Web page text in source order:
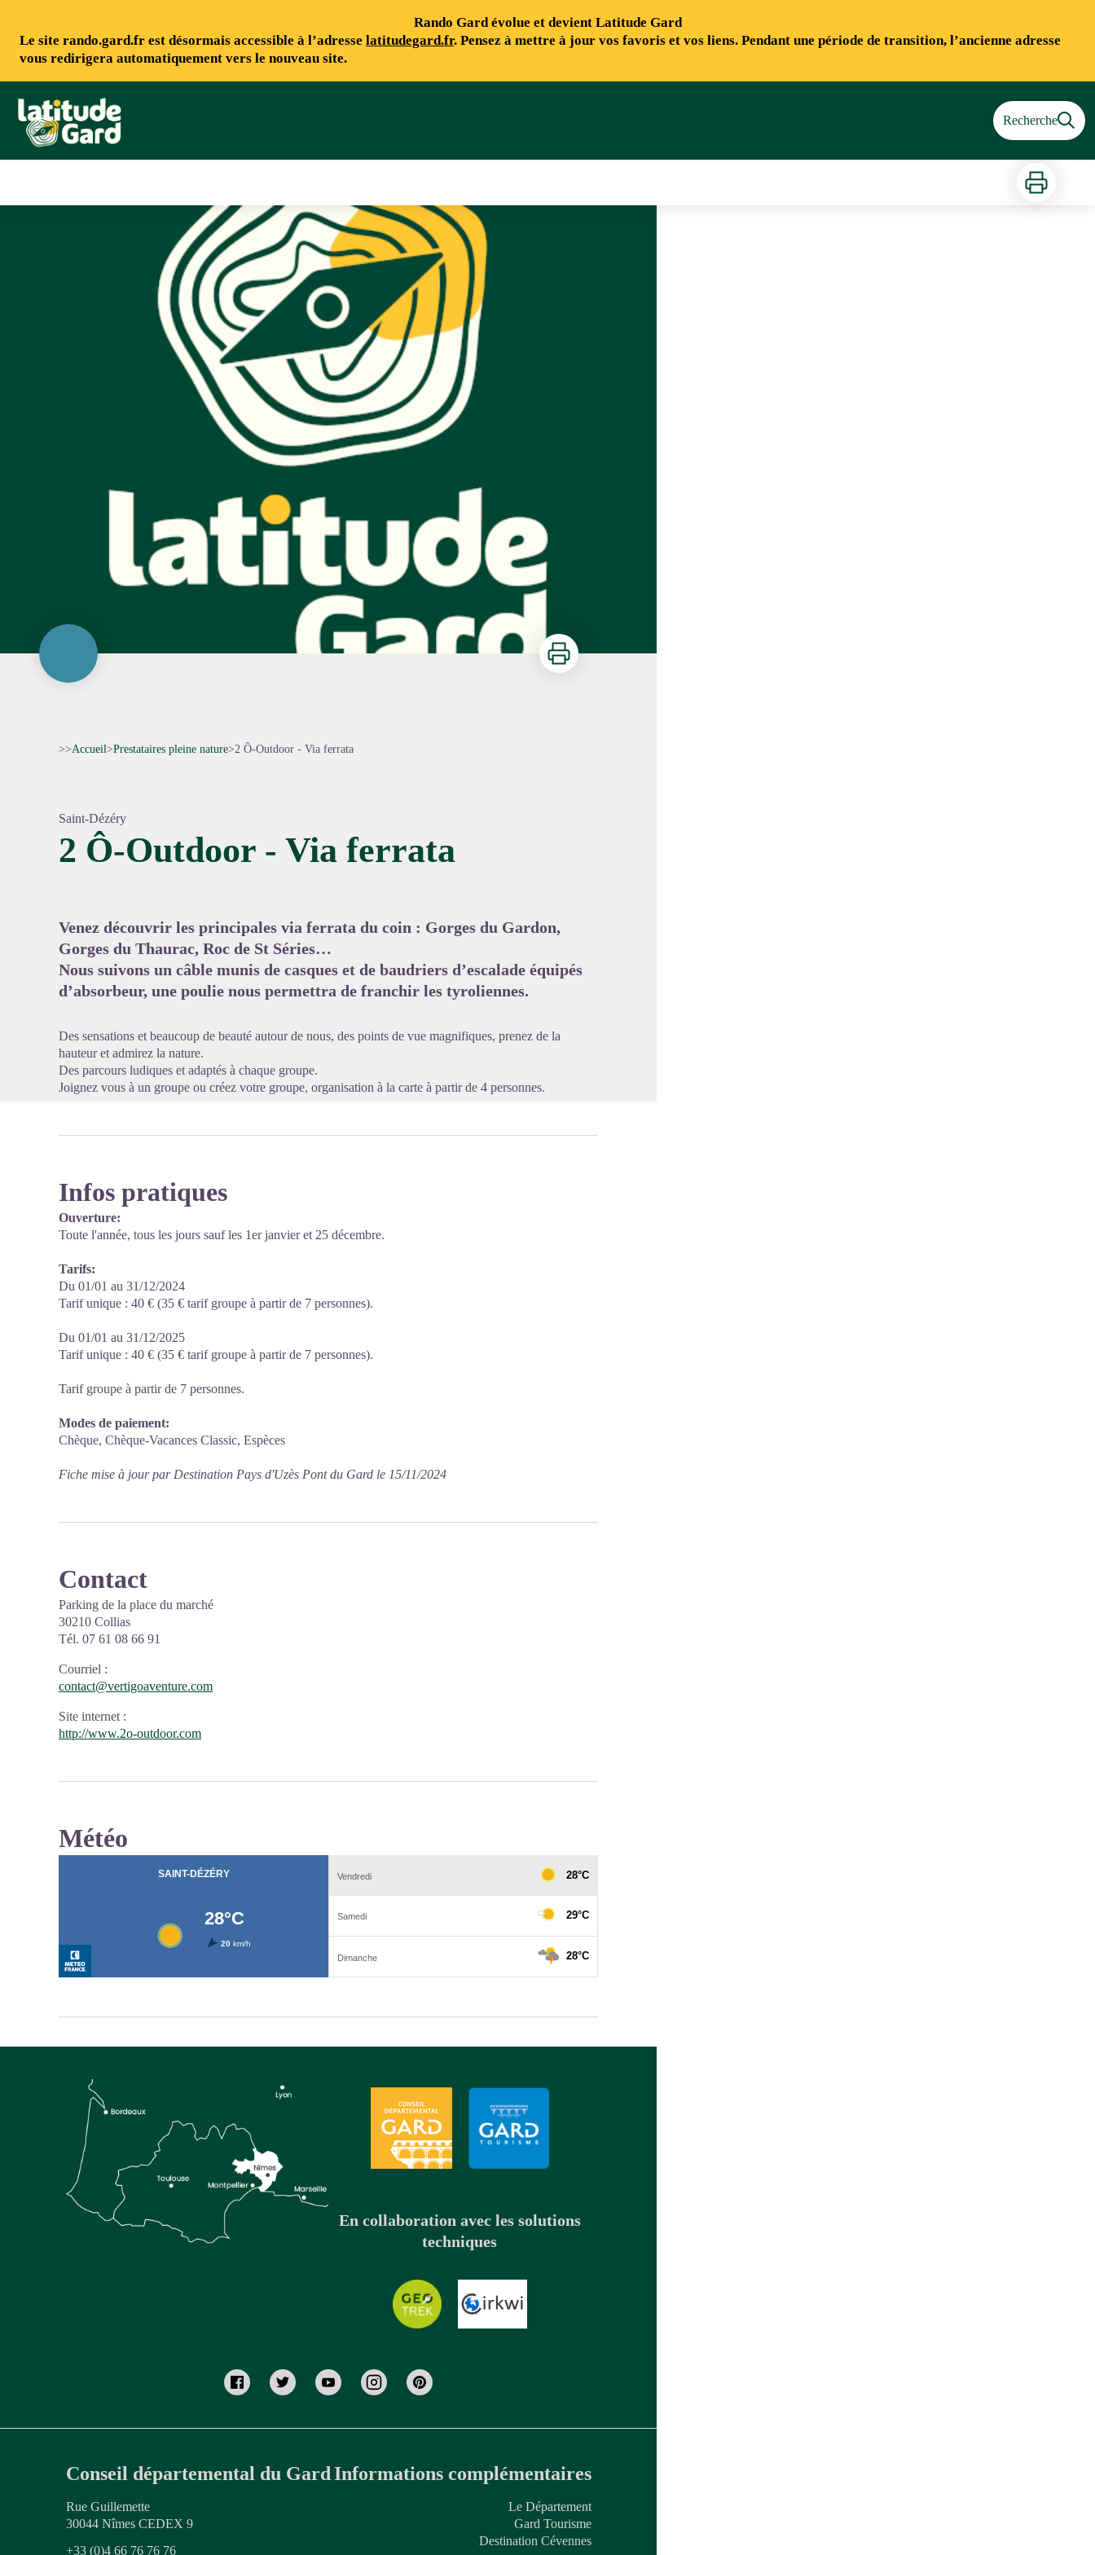
Rando Gard évolue et devient Latitude Gard
Le site rando.gard.fr est désormais accessible à l’adresse latitudegard.fr. Pensez à mettre à jour vos favoris et vos liens. Pendant une période de transition, l’ancienne adresse
vous redirigera automatiquement vers le nouveau site.
Rando Gard Recherche
Imprimer
Imprimer
>>Accueil>Prestataires pleine nature>2 Ô-Outdoor - Via ferrata
Saint-Dézéry
2 Ô-Outdoor - Via ferrata
Venez découvrir les principales via ferrata du coin : Gorges du Gardon,
Gorges du Thaurac, Roc de St Séries…
Nous suivons un câble munis de casques et de baudriers d’escalade équipés
d’absorbeur, une poulie nous permettra de franchir les tyroliennes.
Des sensations et beaucoup de beauté autour de nous, des points de vue magnifiques, prenez de la
hauteur et admirez la nature.
Des parcours ludiques et adaptés à chaque groupe.
Joignez vous à un groupe ou créez votre groupe, organisation à la carte à partir de 4 personnes.
Infos pratiques
Ouverture:
Toute l'année, tous les jours sauf les 1er janvier et 25 décembre.
Tarifs:
Du 01/01 au 31/12/2024
Tarif unique : 40 € (35 € tarif groupe à partir de 7 personnes).
Du 01/01 au 31/12/2025
Tarif unique : 40 € (35 € tarif groupe à partir de 7 personnes).
Tarif groupe à partir de 7 personnes.
Modes de paiement:
Chèque, Chèque-Vacances Classic, Espèces
Fiche mise à jour par Destination Pays d'Uzès Pont du Gard le 15/11/2024
Contact
Parking de la place du marché
30210 Collias
Tél. 07 61 08 66 91
Courriel :
contact@vertigoaventure.com
Site internet :
http://www.2o-outdoor.com
Météo
En collaboration avec les solutions
techniques
Conseil départemental du Gard
Rue Guillemette
30044 Nîmes CEDEX 9
+33 (0)4 66 76 76 76
Informations complémentaires
Le Département
Gard Tourisme
Destination Cévennes